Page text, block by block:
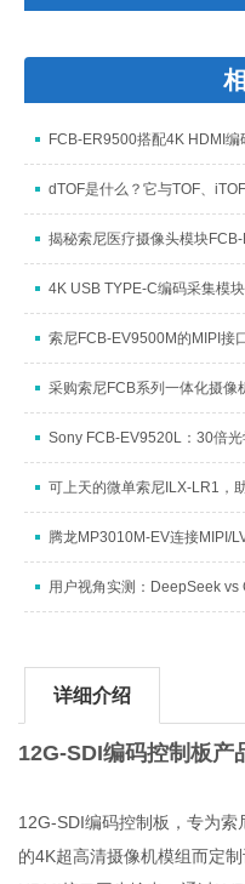
FCB-ER9500搭配4K HDMI
dTOF是什么？它与TOF、
揭秘索尼医疗摄像头模块
4K USB TYPE-C编码采集模
索尼FCB-EV9500M的MIPI接
采购索尼FCB系列一体化摄像
Sony FCB-EV9520L：30倍
可上天的微单索尼ILX-LR1，
腾龙MP3010M-EV连接MIPI/
用户视角实测：DeepSeek vs
详细介绍
12G-SDI编码控制板产
12G-SDI编码控制板，专为
的4K超高清摄像机模组而定